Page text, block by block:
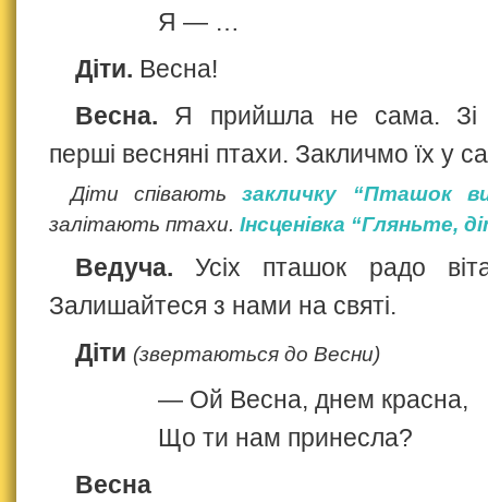
Я — …
Діти. Весна!
Весна. Я прийшла не сама. Зі
перші весняні птахи. Закличмо їх у
Діти співаютьзакличку “Пташок
залітають птахи. Інсценівка “Гляньте,
Ведуча. Усіх пташок радо
Залишайтеся з нами на святі.
Діти (звертаються до Весни)
— Ой Весна, днем красна,
Що ти нам принесла?
Весна